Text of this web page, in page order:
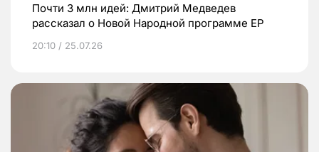
Почти 3 млн идей: Дмитрий Медведев
рассказал о Новой Народной программе ЕР
20:10 / 25.07.26